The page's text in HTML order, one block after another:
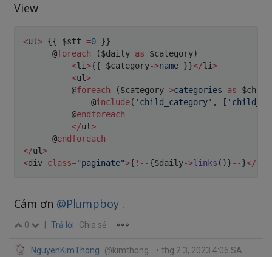
View
<ul> {{ $stt =0 }}
      @
foreach ($daily as $category)
<li>{{ $category->name }}</li>
<ul>
          @
foreach ($category->categories as
              @
include( 'child_category' , [
          @
endforeach
</ul>
      @
endforeach
</ul>
<div class="paginate">{ ! --{$daily->links ( )}--}</div
Cảm ơn @Plumpboy .
0 Trả lời Chia sẻ
NguyenKimThong @kimthong • thg 2 3, 2023 4:06 SA